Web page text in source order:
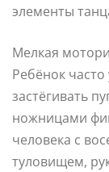
элементы
Мелкая
Ребёнок
застёгивать
ножницами
человека с
туловищем,